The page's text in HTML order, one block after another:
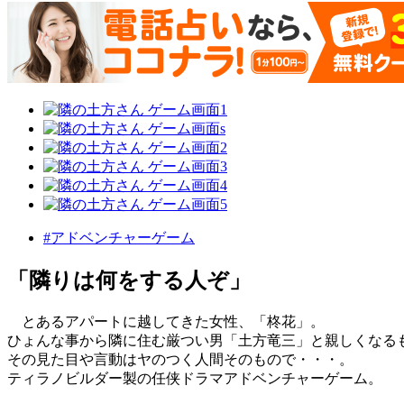
#アドベンチャーゲーム
「隣りは何をする人ぞ」
とあるアパートに越してきた女性、「柊花」。
ひょんな事から隣に住む厳つい男「土方竜三」と親しくなる
その見た目や言動はヤのつく人間そのもので・・・。
ティラノビルダー製の任侠ドラマアドベンチャーゲーム。